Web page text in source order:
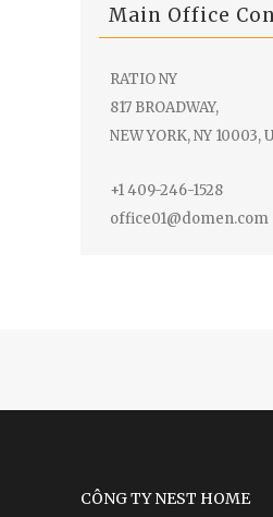
Main Office
RATIO NY
817 BROADWAY,
NEW YORK, NY 10003,
+1 409-246-1528
office01@domen.com
CÔNG TY NEST HOME